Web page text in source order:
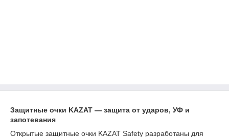
Защитные очки KAZAT — защита от ударов, УФ и
запотевания
Открытые защитные очки KAZAT Safety разработаны для